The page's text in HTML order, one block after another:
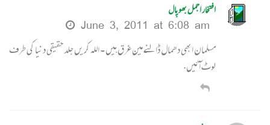
افتخار اجمل بھوپال
June 3, 2011 at 6:08 am
مسلمان ابھی دھمال ڈالنے مين غرق ہيں ۔ اللہ کريں جلد حقيقی دنيا کی طرف
لوٹ آئيں.